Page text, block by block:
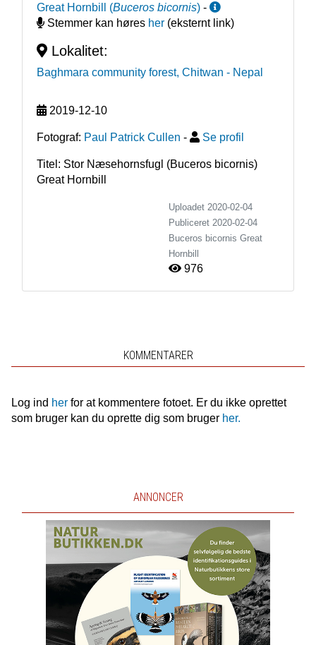
Great Hornbill (Buceros bicornis) -
Stemmer kan høres her(eksternt link)
Lokalitet:
Baghmara community forest, Chitwan - Nepal
2019-12-10
Fotograf: Paul Patrick Cullen - Se profil
Titel: Stor Næsehornsfugl (Buceros bicornis)
Great Hornbill
Uploadet 2020-02-04
Publiceret 2020-02-04
Buceros bicornis Great
Hornbill
976
KOMMENTARER
Log ind herfor at kommentere fotoet. Er du ikke oprettet
som bruger kan du oprette dig som bruger her.
ANNONCER